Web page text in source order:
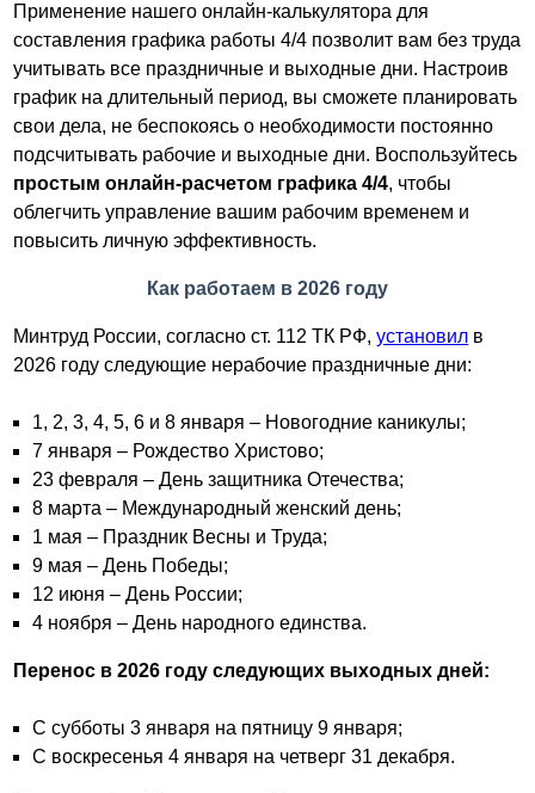
Применение нашего онлайн-калькулятора для
составления графика работы 4/4 позволит вам без труда
учитывать все праздничные и выходные дни. Настроив
график на длительный период, вы сможете планировать
свои дела, не беспокоясь о необходимости постоянно
подсчитывать рабочие и выходные дни. Воспользуйтесь
простым онлайн-расчетом графика 4/4, чтобы
облегчить управление вашим рабочим временем и
повысить личную эффективность.
Как работаем в 2026 году
Минтруд России, согласно ст. 112 ТК РФ,установил в
2026 году следующие нерабочие праздничные дни:
1, 2, 3, 4, 5, 6 и 8 января – Новогодние каникулы;
7 января – Рождество Христово;
23 февраля – День защитника Отечества;
8 марта – Международный женский день;
1 мая – Праздник Весны и Труда;
9 мая – День Победы;
12 июня – День России;
4 ноября – День народного единства.
Перенос в 2026 году следующих выходных дней:
С субботы 3 января на пятницу 9 января;
С воскресенья 4 января на четверг 31 декабря.